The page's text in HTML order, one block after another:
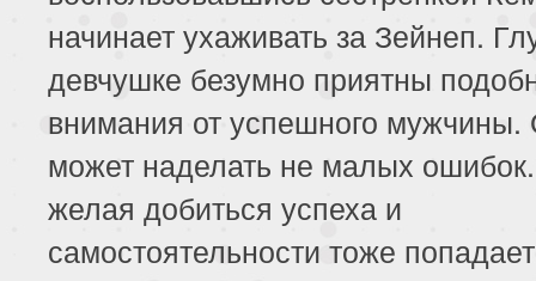
начинает ухаживать за Зейнеп.
девчушке безумно приятны
внимания от успешного мужчины.
может наделать не малых
желая добиться успеха и
самостоятельности тоже